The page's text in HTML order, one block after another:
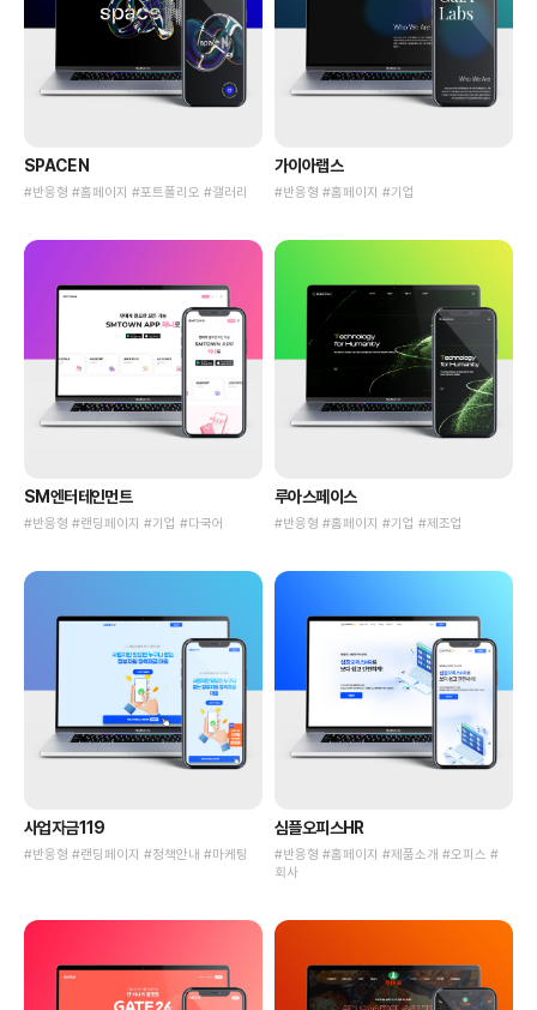
SPACE N
#반응형 #홈페이지 #포트폴리오 #갤러리
가이아랩스
#반응형 #홈페이지 #기업
SM엔터테인먼트
#반응형 #랜딩페이지 #기업 #다국어
루아스페이스
#반응형 #홈페이지 #기업 #제조업
사업자금119
#반응형 #랜딩페이지 #정책안내 #마케팅
심플오피스HR
#반응형 #홈페이지 #제품소개 #오피스 #
회사